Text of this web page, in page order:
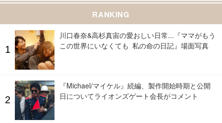
RANKING
川口春奈&高杉真宙の愛おしい日常...『ママがもう
この世界にいなくても 私の命の日記』場面写真
『Michael/マイケル』続編、製作開始時期と公開
日についてライオンズゲート会長がコメント